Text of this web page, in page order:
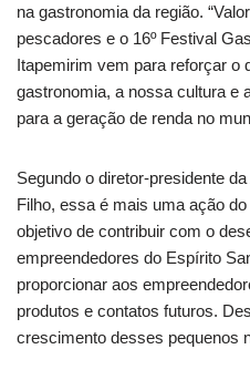
na gastronomia da região.
pescadores e o 16º Festival
Itapemirim vem para reforçar o
gastronomia, a nossa cultura e
para a geração de renda no
Segundo o diretor-presidente
Filho, essa é mais uma ação
objetivo de contribuir com o
empreendedores do Espírito
proporcionar aos
produtos e contatos futuros.
crescimento desses pequenos